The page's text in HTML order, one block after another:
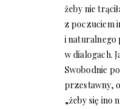
żeby nie
z poczuciem
i naturalnego
w dialogach.
Swobodnie
przestawny,
„żeby się ino